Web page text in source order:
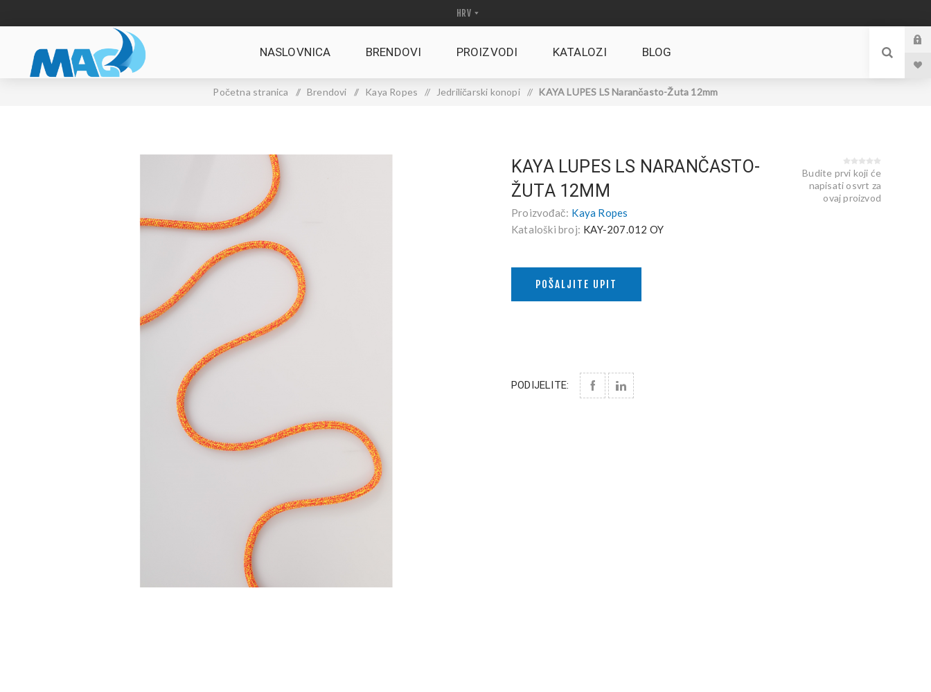
NASLOVNICA BRENDOVI PROIZVODI KATALOZI BLOG
Početna stranica / Brendovi / Kaya Ropes / Jedriličarski konopi / KAYA LUPES LS Narančasto-Žuta 12mm
KAYA LUPES LS NARANČASTO-
ŽUTA 12MM
Proizvođač: Kaya Ropes
Kataloški broj: KAY-207.012 OY
Budite prvi koji će
napisati osvrt za
ovaj proizvod
POŠALJITE UPIT
PODIJELITE: